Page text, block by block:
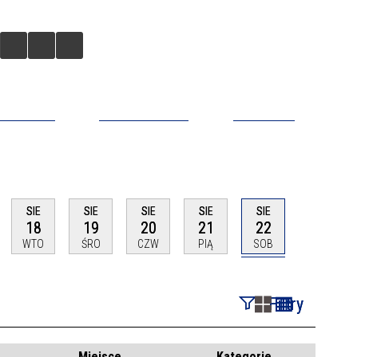
SIE
18
WTO
SIE
19
ŚRO
SIE
20
CZW
SIE
21
PIĄ
SIE
22
SOB
Filtry
Szukana fraza